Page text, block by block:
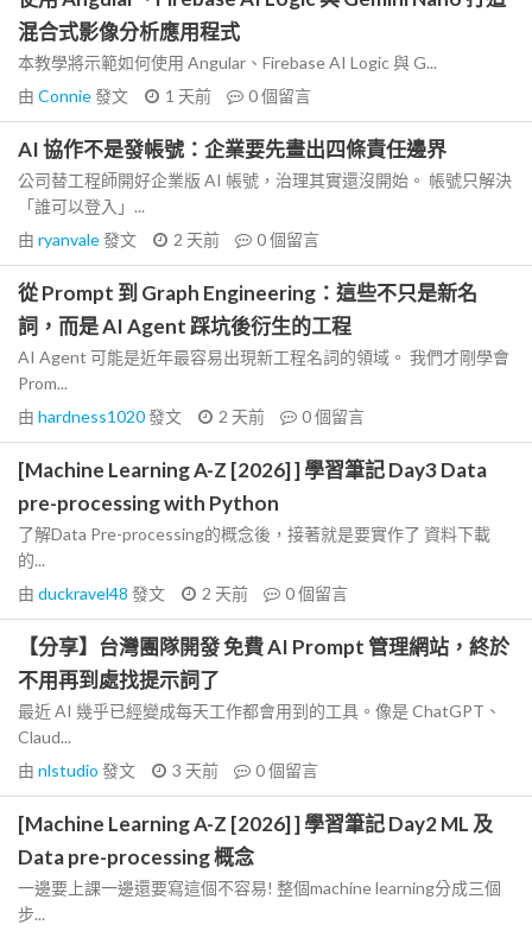
混合式影像分析應用程式
本教學將示範如何使用 Angular、Firebase AI Logic 與 G...
由 Connie發文 1 天前 0個留言
AI 協作不是發帳號：企業要先畫出四條責任邊界
公司替工程師開好企業版 AI 帳號，治理其實還沒開始。 帳號只解決
「誰可以登入」...
由 ryanvale發文 2 天前 0個留言
從 Prompt 到 Graph Engineering：這些不只是新名
詞，而是 AI Agent 踩坑後衍生的工程
AI Agent 可能是近年最容易出現新工程名詞的領域。 我們才剛學會
Prom...
由 hardness1020發文 2 天前 0個留言
[Machine Learning A-Z [2026] ] 學習筆記 Day3 Data
pre-processing with Python
了解Data Pre-processing的概念後，接著就是要實作了 資料下載
的...
由 duckravel48 發文 2 天前 0個留言
【分享】台灣團隊開發 免費 AI Prompt 管理網站，終於
不用再到處找提示詞了
最近 AI 幾乎已經變成每天工作都會用到的工具。像是 ChatGPT、
Claud...
由 nlstudio 發文 3 天前 0個留言
[Machine Learning A-Z [2026] ] 學習筆記 Day2 ML 及
Data pre-processing 概念
一邊要上課一邊還要寫這個不容易! 整個machine learning分成三個
步...